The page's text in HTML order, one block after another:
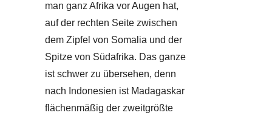
man ganz Afrika vor Augen hat,
auf der rechten Seite zwischen
dem Zipfel von Somalia und der
Spitze von Südafrika. Das ganze
ist schwer zu übersehen, denn
nach Indonesien ist Madagaskar
flächenmäßig der zweitgrößte